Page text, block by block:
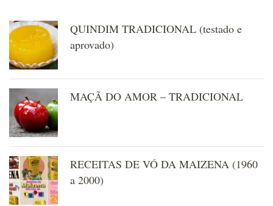
QUINDIM TRADICIONAL (testado e
aprovado)
MAÇÃ DO AMOR – TRADICIONAL
RECEITAS DE VÓ DA MAIZENA (1960
a 2000)